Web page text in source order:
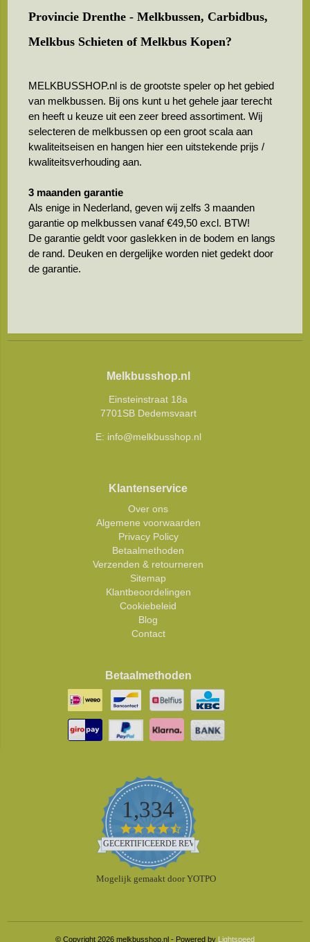
Provincie Drenthe - Melkbussen, Carbidbus,
Melkbus Schieten of Melkbus Kopen?
MELKBUSSHOP.nl is de grootste speler op het gebied
van melkbussen. Bij ons kunt u het gehele jaar terecht
en heeft u keuze uit een zeer breed assortiment. Wij
selecteren de melkbussen op een groot scala aan
kwaliteitseisen en hangen hier een uitstekende prijs /
kwaliteitsverhouding aan.
3 maanden garantie
Als enige in Nederland, geven wij zelfs 3 maanden
garantie op melkbussen vanaf €49,50 excl. BTW!
De garantie geldt voor gaslekken in de bodem en langs
de rand. Deuken en dergelijke worden niet gedekt door
de garantie.
Melkbusshop.nl
Einsteinstraat 18a
7701SB Dedemsvaart
E: info@melkbusshop.nl
Klantenservice
Over ons
Algemene voorwaarden
Privacy Policy
Betaalmethoden
Verzenden & retourneren
Sitemap
Klantbeoordelingen
Cookiebeleid
Blog
Contact
Betaalmethoden
1,334
4.5
star
rating
GECERTIFICEERDE REVIEWS
Mogelijk gemaakt door YOTPO
© Copyright 2026 melkbusshop.nl - Powered by Lightspeed